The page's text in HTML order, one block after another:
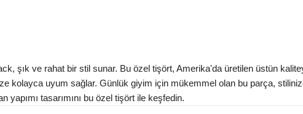
şık ve rahat bir stil sunar. Bu özel tişört, Amerika'da üretilen üstün
kolayca uyum sağlar. Günlük giyim için mükemmel olan bu parça,
tasarımını bu özel tişört ile keşfedin.